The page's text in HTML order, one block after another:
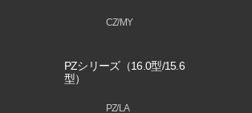
CZ/MY
PZシリーズ（16.0型/15.6
型）
PZ/LA